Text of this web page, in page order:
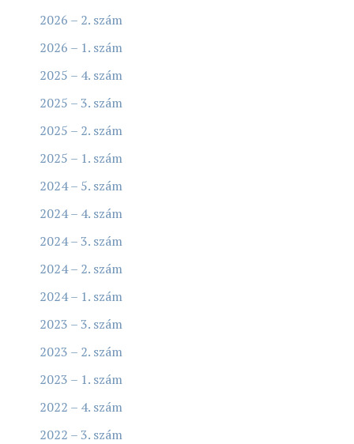
2026 – 2. szám
2026 – 1. szám
2025 – 4. szám
2025 – 3. szám
2025 – 2. szám
2025 – 1. szám
2024 – 5. szám
2024 – 4. szám
2024 – 3. szám
2024 – 2. szám
2024 – 1. szám
2023 – 3. szám
2023 – 2. szám
2023 – 1. szám
2022 – 4. szám
2022 – 3. szám